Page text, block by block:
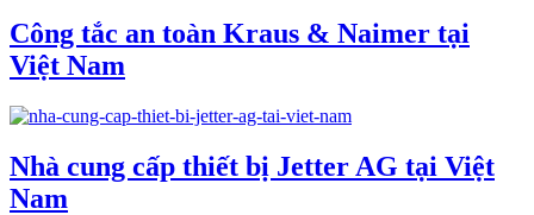
Công tắc an toàn Kraus & Naimer tại
Việt Nam
Nhà cung cấp thiết bị Jetter AG tại Việt
Nam